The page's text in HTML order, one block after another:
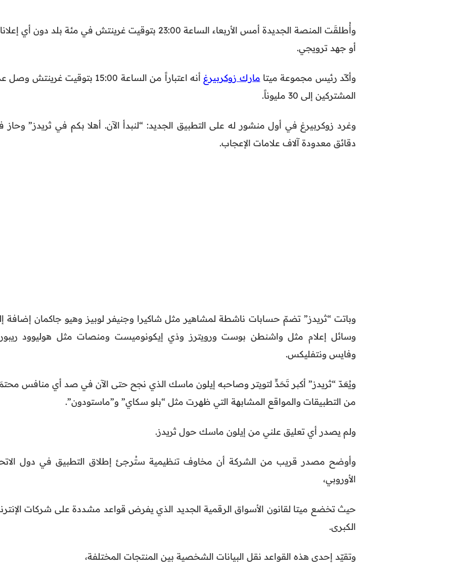
وأُطلقَت المنصة الجديدة أمس الأربعاء الساعة 23:00 بتوقيت غرينتش في مئة بلد دون أي
أو جهد ترويجي.
وأكّد رئيس مجموعة ميتا مارك زوكربيرغ
أنه اعتباراً من الساعة 15:00 بتوقيت غرينتش
المشتركين إلى 30 مليوناً.
وغرد زوكربيرغ في أول منشور له على التطبيق الجديد: “لنبدأ الآن. أهلا بكم في ثريدز” وحاز
دقائق معدودة آلاف علامات الإعجاب.
وباتت “ثريدز” تضمّ حسابات ناشطة لمشاهير مثل شاكيرا وجنيفر لوبيز وهيو جاكمان إضافة
وسائل إعلام مثل واشنطن بوست ورويترز وذي إيكونوميست ومنصات مثل هوليوود
وفايس ونتفليكس.
ويُعَدّ “ثريدز” أكبر تَحَدٍّ لتويتر وصاحبه إيلون ماسك الذي نجح حتى الآن في صد أي منافس
من التطبيقات والمواقع المشابهة التي ظهرت مثل “بلو سكاي” و”ماستودون”.
ولم يصدر أي تعليق علني من إيلون ماسك حول ثريدز.
وأوضح مصدر قريب من الشركة أن مخاوف تنظيمية ستُرجئ إطلاق التطبيق في دول
الأوروبي،
حيث تخضع ميتا لقانون الأسواق الرقمية الجديد الذي يفرض قواعد مشددة على شركات
الكبرى.
وتقيّد إحدى هذه القواعد نقل البيانات الشخصية بين المنتجات المختلفة،